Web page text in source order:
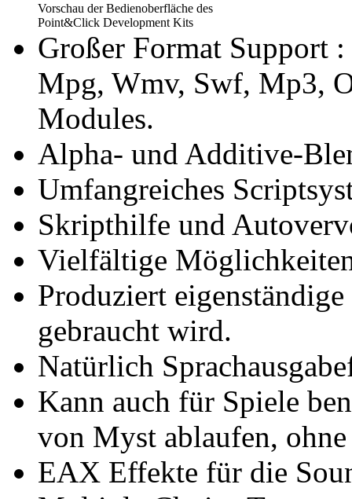
Vorschau der Bedienoberfläche des
Point&Click Development Kits
Großer Format Support
Mpg, Wmv, Swf, Mp3,
Modules.
Alpha- und Additive-
Umfangreiches
Skripthilfe und
Vielfältige
Produziert
gebraucht wird.
Natürlich
Kann auch für Spiele
von Myst ablaufen, ohne
EAX Effekte für die